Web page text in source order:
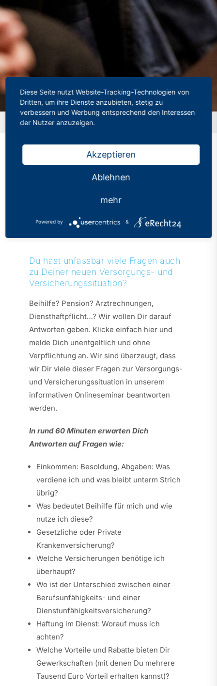
Startseite»Dein Referendariat startet demnächst?
Dein Referendariat
Kategorien:Aktuelles Veröffentlicht: 05.10.2021
Du hast unfassbar viele Fragen auch
zu Deiner neuen Versorgungs- und
Versicherungssituation?
Beihilfe? Pension? Arztrechnungen,
Diensthaftpflicht…? Wir wollen Dir darauf
Antworten geben. Klicke einfach hier und
melde Dich unentgeltlich und ohne
Verpflichtung an. Wir sind überzeugt, dass
wir Dir viele dieser Fragen zur Versorgungs-
und Versicherungssituation in unserem
informativen Onlineseminar beantworten
werden.
In rund 60 Minuten erwarten Dich
Antworten auf Fragen wie:
Einkommen: Besoldung, Abgaben: Was
verdiene ich und was bleibt unterm Strich
übrig?
Was bedeutet Beihilfe für mich und wie
nutze ich diese?
Gesetzliche oder Private
Krankenversicherung?
Welche Versicherungen benötige ich
überhaupt?
Wo ist der Unterschied zwischen einer
Berufsunfähigkeits- und einer
Dienstunfähigkeitsversicherung?
Haftung im Dienst: Worauf muss ich
achten?
Welche Vorteile und Rabatte bieten Dir
Gewerkschaften (mit denen Du mehrere
Tausend Euro Vorteil erhalten kannst)?
Diese Seite nutzt Website-Tracking-Technologien von
Dritten, um ihre Dienste anzubieten, stetig zu
verbessern und Werbung entsprechend den Interessen
der Nutzer anzuzeigen.
Akzeptieren
Ablehnen
mehr
Powered by &